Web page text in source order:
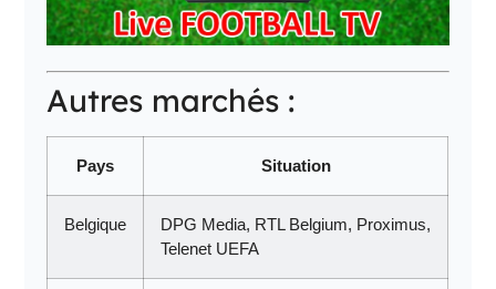
Autres marchés :
Pays Situation
Belgique
DPG Media, RTL Belgium, Proximus,
Telenet UEFA